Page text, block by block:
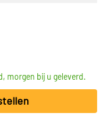
morgen bij u geleverd.